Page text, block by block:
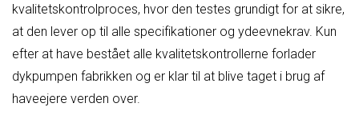
kvalitetskontrolproces, hvor den testes grundigt for at sikre,
at den lever op til alle specifikationer og ydeevnekrav. Kun
efter at have bestået alle kvalitetskontrollerne forlader
dykpumpen fabrikken og er klar til at blive taget i brug af
haveejere verden over.